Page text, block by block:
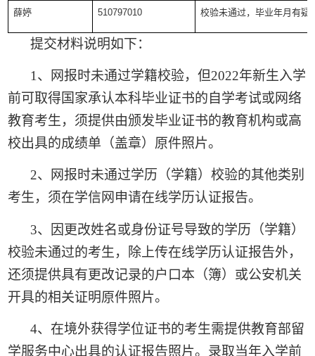
薛婷 510797010 校验未通过，毕业年月有疑
提交材料说明如下：
1 、网报时未通过学籍校验，但2022年新生入学
前可取得国家承认本科毕业证书的自学考试或网络
教育考生，须提供由颁发毕业证书的教育机构或高
校出具的成绩单（盖章）原件照片。
2、网报时未通过学历（学籍）校验的其他类别
考生，须在学信网申请在线学历认证报告。
3、因更改姓名或身份证号导致的学历（学籍）
校验未通过的考生，除上传在线学历认证报告外，
还须提供具有更改记录的户口本（簿）或公安机关
开具的相关证明原件照片。
4、在境外获得学位证书的考生需提供教育部留
学服务中心出具的认证报告照片。录取当年入学前